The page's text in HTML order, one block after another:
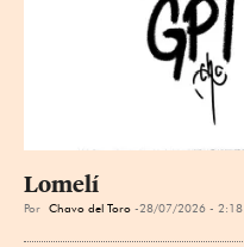
Lomelí
Por Chavo del Toro 28/07/2026 - 2:18